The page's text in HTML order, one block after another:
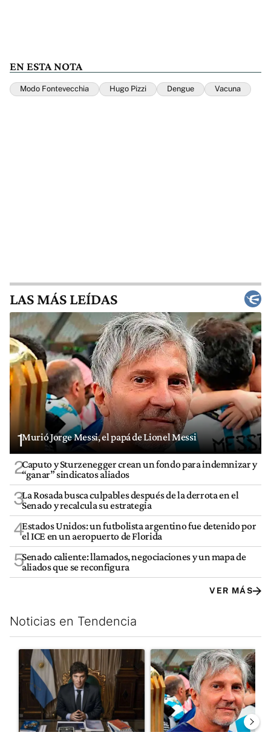
EN ESTA NOTA
Modo Fontevecchia Hugo Pizzi Dengue Vacuna
LAS MÁS LEÍDAS
1Murió Jorge Messi, el papá de Lionel Messi
2Caputo y Sturzenegger crean un fondo para indemnizar y
“ganar” sindicatos aliados
3La Rosada busca culpables después de la derrota en el
Senado y recalcula su estrategia
4Estados Unidos: un futbolista argentino fue detenido por
el ICE en un aeropuerto de Florida
5Senado caliente: llamados, negociaciones y un mapa de
aliados que se reconfigura
VER MÁS
Noticias en Tendencia
Este listado muestra los artículos con más comentarios en los
Un artículo de tendencia con el título "Milei, listo para 'atajar'
Un artículo de tendencia con